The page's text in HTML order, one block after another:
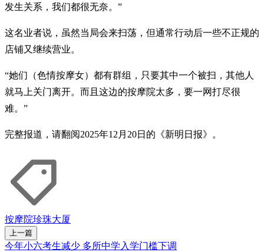
发生关系，我们都很无奈。”
这名业者说，虽然当局会来扫荡，但通常行动后一些不正规的
店铺又继续营业。
“她们（色情按摩女）都有群组，只要其中一个被扫，其他人
就马上关门离开。而且这边的按摩院太多，要一网打尽很
难。”
完整报道，请翻阅2025年12月20日的《新明日报》。
按摩院珍珠大厦
上一篇
今年小六考生减少 多所中学入学门槛下调